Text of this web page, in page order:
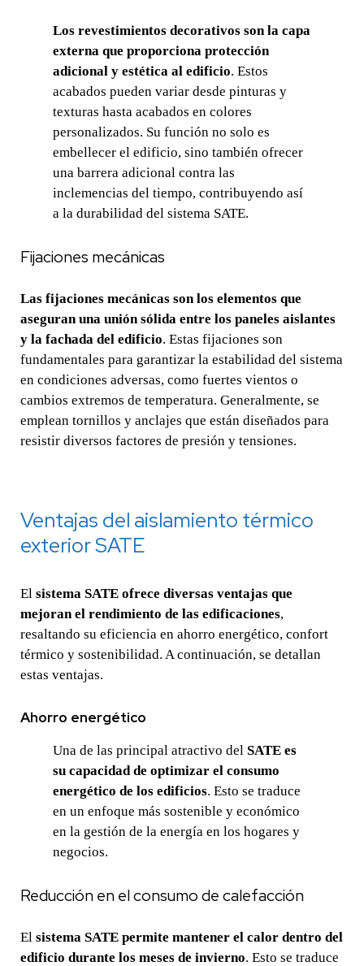
Los revestimientos decorativos son la capa
externa que proporciona protección
adicional y estética al edificio. Estos
acabados pueden variar desde pinturas y
texturas hasta acabados en colores
personalizados. Su función no solo es
embellecer el edificio, sino también ofrecer
una barrera adicional contra las
inclemencias del tiempo, contribuyendo así
a la durabilidad del sistema SATE.
Fijaciones mecánicas
Las fijaciones mecánicas son los elementos que
aseguran una unión sólida entre los paneles aislantes
y la fachada del edificio. Estas fijaciones son
fundamentales para garantizar la estabilidad del sistema
en condiciones adversas, como fuertes vientos o
cambios extremos de temperatura. Generalmente, se
emplean tornillos y anclajes que están diseñados para
resistir diversos factores de presión y tensiones.
Ventajas del aislamiento térmico
exterior SATE
Elsistema SATE ofrece diversas ventajas que
mejoran el rendimiento de las edificaciones,
resaltando su eficiencia en ahorro energético, confort
térmico y sostenibilidad. A continuación, se detallan
estas ventajas.
Ahorro energético
Una de las principal atractivo delSATE es
su capacidad de optimizar el consumo
energético de los edificios. Esto se traduce
en un enfoque más sostenible y económico
en la gestión de la energía en los hogares y
negocios.
Reducción en el consumo de calefacción
Elsistema SATE permite mantener el calor dentro del
edificio durante los meses de invierno. Esto se traduce